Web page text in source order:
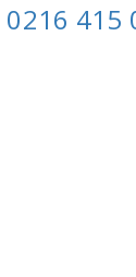
0216 415